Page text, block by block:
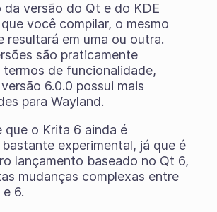
da versão do Qt e do KDE
você compilar, o mesmo
em uma ou outra.
são praticamente
termos de funcionalidade,
6.0.0 possui mais
para Wayland.
que o Krita 6 ainda é
experimental, já que é
lançamento baseado no Qt 6,
mudanças complexas entre
6.